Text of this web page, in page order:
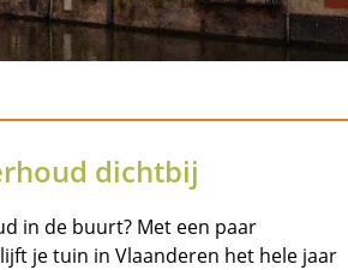
dichtbij
in de buurt? Met een paar
je tuin in Vlaanderen het hele jaar